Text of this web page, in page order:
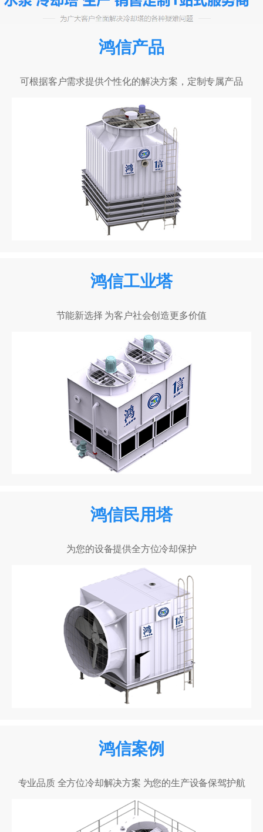
鸿信产品
可根据客户需求提供个性化的解决方案，定制专属产品
鸿信工业塔
节能新选择 为客户社会创造更多价值
鸿信民用塔
为您的设备提供全方位冷却保护
鸿信案例
专业品质 全方位冷却解决方案 为您的生产设备保驾护航